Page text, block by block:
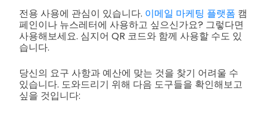
전용 사용에 관심이 있습니다. 이메일 마케팅 플랫폼 캠
페인이나 뉴스레터에 사용하고 싶으신가요? 그렇다면
사용해보세요. 심지어 QR 코드와 함께 사용할 수도 있
습니다.
당신의 요구 사항과 예산에 맞는 것을 찾기 어려울 수
있습니다. 도와드리기 위해 다음 도구들을 확인해보고
싶을 것입니다: